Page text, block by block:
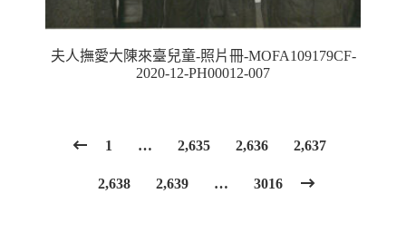
夫人撫愛大陳來臺兒童-照片冊-MOFA109179CF-
2020-12-PH00012-007
1 … 2,635 2,636 2,637
2,638 2,639 … 3016